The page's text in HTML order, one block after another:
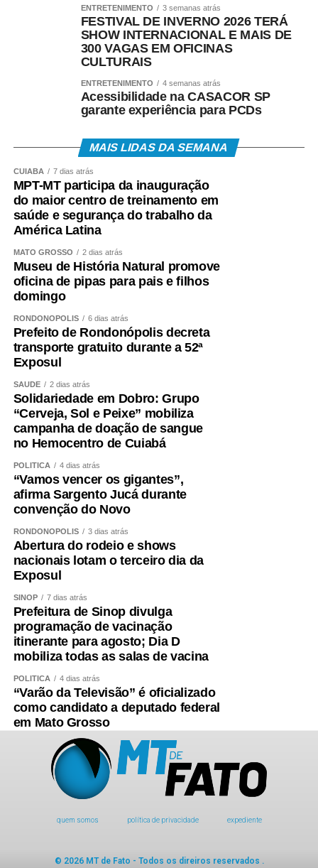
ENTRETENIMENTO 3 semanas atrás
FESTIVAL DE INVERNO 2026 TERÁ
SHOW INTERNACIONAL E MAIS DE
300 VAGAS EM OFICINAS
CULTURAIS
ENTRETENIMENTO 4 semanas atrás
Acessibilidade na CASACOR SP
garante experiência para PCDs
MAIS LIDAS DA SEMANA
CUIABÁ 7 dias atrás
MPT-MT participa da inauguração
do maior centro de treinamento em
saúde e segurança do trabalho da
América Latina
MATO GROSSO 2 dias atrás
Museu de História Natural promove
oficina de pipas para pais e filhos
domingo
RONDONÓPOLIS 6 dias atrás
Prefeito de Rondonópolis decreta
transporte gratuito durante a 52ª
Exposul
SAÚDE 2 dias atrás
Solidariedade em Dobro: Grupo
“Cerveja, Sol e Peixe” mobiliza
campanha de doação de sangue
no Hemocentro de Cuiabá
POLÍTICA 4 dias atrás
“Vamos vencer os gigantes”,
afirma Sargento Jucá durante
convenção do Novo
RONDONÓPOLIS 3 dias atrás
Abertura do rodeio e shows
nacionais lotam o terceiro dia da
Exposul
SINOP 7 dias atrás
Prefeitura de Sinop divulga
programação de vacinação
itinerante para agosto; Dia D
mobiliza todas as salas de vacina
POLÍTICA 4 dias atrás
“Varão da Televisão” é oficializado
como candidato a deputado federal
em Mato Grosso
quem somos política de privacidade expediente
© 2026 MT de Fato - Todos os direiros reservados .